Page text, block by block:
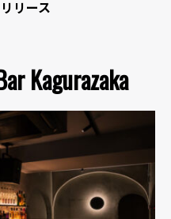
リース
Kagurazaka